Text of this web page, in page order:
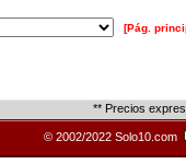
[Pág.
** Precios
© 2002/2022 Solo10.com